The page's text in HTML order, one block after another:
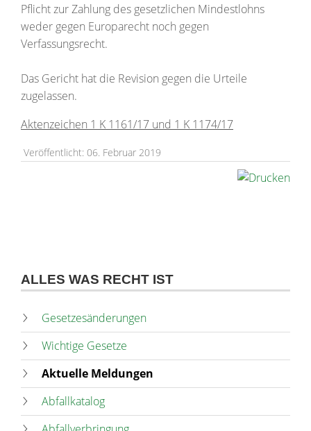
Pflicht zur Zahlung des gesetzlichen Mindestlohns
weder gegen Europarecht noch gegen
Verfassungsrecht.
Das Gericht hat die Revision gegen die Urteile
zugelassen.
Aktenzeichen 1 K 1161/17 und 1 K 1174/17
Veröffentlicht: 06. Februar 2019
ALLES WAS RECHT IST
Gesetzesänderungen
Wichtige Gesetze
Aktuelle Meldungen
Abfallkatalog